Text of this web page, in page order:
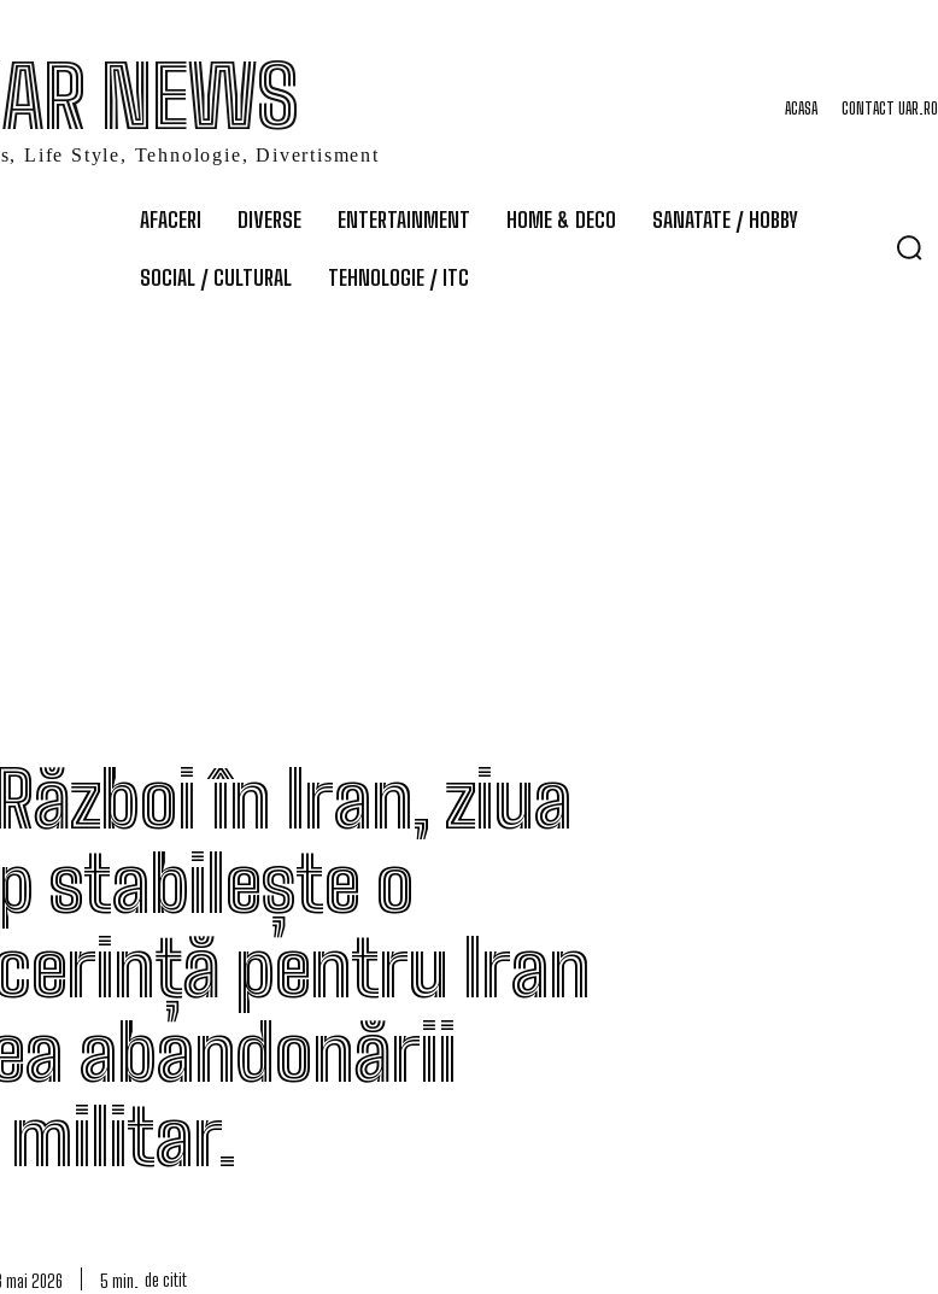
NEWS
Life Style, Tehnologie, Divertisment
ACASA CONTACT UAR.RO
AFACERI DIVERSE ENTERTAINMENT HOME & DECO SANATATE / HOBBY
SOCIAL / CULTURAL TEHNOLOGIE / ITC
în Iran, ziua
stabilește o
pentru Iran
abandonării
mai 2026 5 min. de citit